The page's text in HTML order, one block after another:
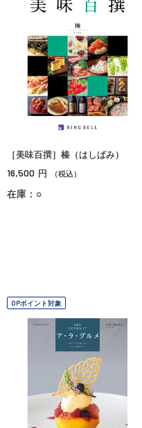
［美味百撰］榛（はしばみ）
16,500 円 （税込）
在庫：○
OPポイント対象